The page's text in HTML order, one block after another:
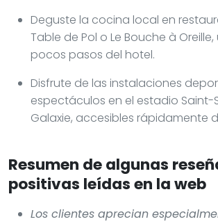
Deguste la cocina local en
Table de Pol o Le Bouche à
pocos pasos del hotel.
Disfrute de las instalaciones
espectáculos en el estadio Saint-
Galaxie, accesibles rápidamente
Resumen de algunas
positivas leídas en la web
Los clientes aprecian